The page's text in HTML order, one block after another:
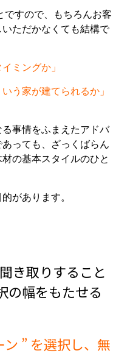
ですので、もちろんお客
ただかなくても結構で
ミングか」
う家が建てられるか」
事情をふまえたアドバ
っても、ざっくばらん
の基本スタイルのひと
があります。
き取りすること
の幅をもたせる
” を選択し、無